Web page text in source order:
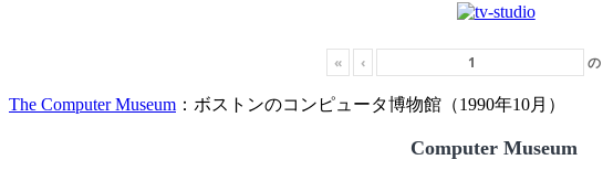
« ‹ の
The Computer Museum ：ボストンのコンピュータ博物館（1990年10月）
Computer Museum